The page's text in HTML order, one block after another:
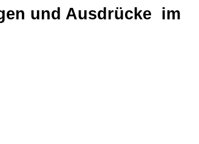
und Ausdrücke im